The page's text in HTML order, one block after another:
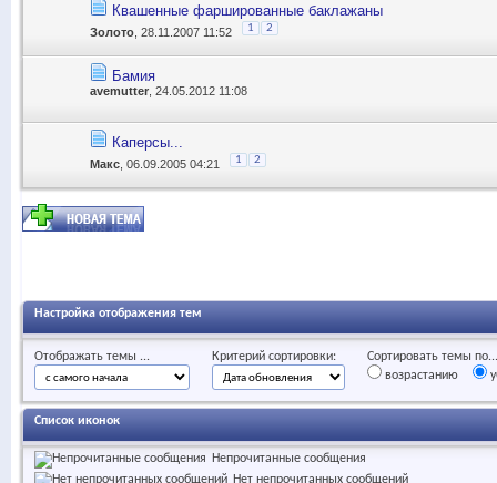
Квашенные фаршированные баклажаны
Золото , 28.11.2007 11:52 1 2
Бамия
avemutter , 24.05.2012 11:08
Каперсы...
Макс , 06.09.2005 04:21 1 2
Настройка отображения тем
Отображать темы ... Критерий сортировки:
Сортировать темы по...
возрастанию
Список иконок
Непрочитанные сообщения
Нет непрочитанных сообщений